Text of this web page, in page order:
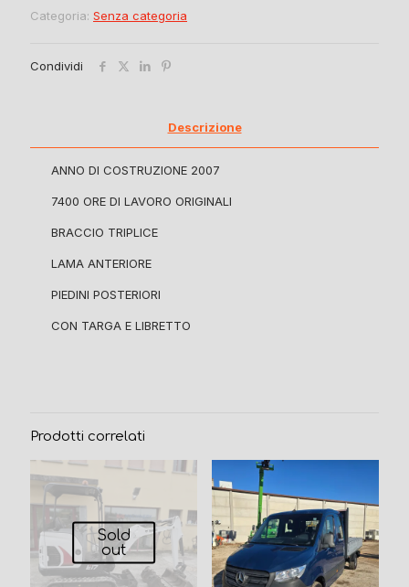
Categoria: Senza categoria
Condividi
Descrizione
ANNO DI COSTRUZIONE 2007
7400 ORE DI LAVORO ORIGINALI
BRACCIO TRIPLICE
LAMA ANTERIORE
PIEDINI POSTERIORI
CON TARGA E LIBRETTO
Prodotti correlati
Sold
out